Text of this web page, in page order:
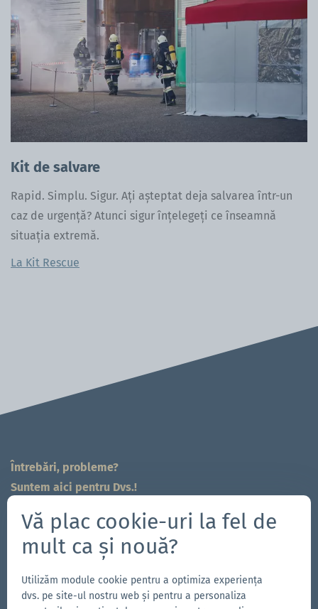
Kit de salvare
Rapid. Simplu. Sigur. Ați așteptat deja salvarea într-un
caz de urgență? Atunci sigur înțelegeți ce înseamnă
situația extremă.
La Kit Rescue
Întrebări, probleme?
Suntem aici pentru Dvs.!
sales.east@zingerle.group
AcceseazăAcceseazăUrmărește-Accesează
Vă plac cookie-uri la fel de
mult ca și nouă?
Utilizăm module cookie pentru a optimiza experiența
dvs. pe site-ul nostru web și pentru a personaliza